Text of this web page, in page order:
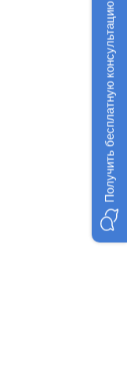
Получить бесплатную консультацию